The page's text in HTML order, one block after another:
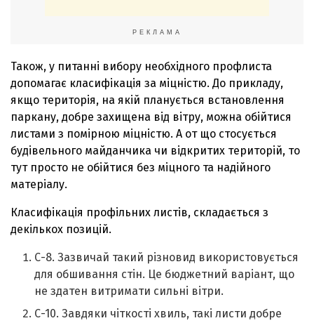
РЕКЛАМА
Також, у питанні вибору необхідного профлиста
допомагає класифікація за міцністю. До прикладу,
якщо територія, на якій планується встановлення
паркану, добре захищена від вітру, можна обійтися
листами з помірною міцністю. А от що стосується
будівельного майданчика чи відкритих територій, то
тут просто не обійтися без міцного та надійного
матеріалу.
Класифікація профільних листів, складається з
декількох позицій.
С-8. Зазвичай такий різновид використовується
для обшивання стін. Це бюджетний варіант, що
не здатен витримати сильні вітри.
С-10. Завдяки чіткості хвиль, такі листи добре